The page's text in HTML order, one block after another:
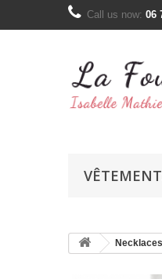
Call us now: 06
Necklaces